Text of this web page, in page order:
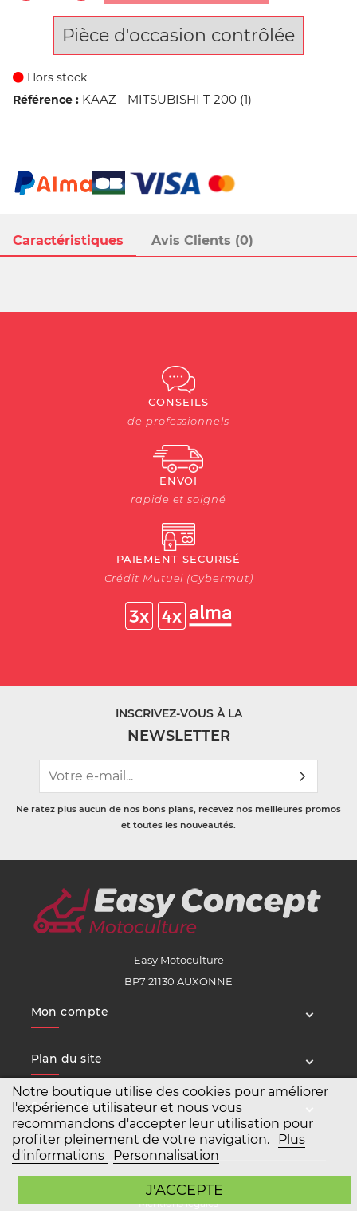
Notre boutique utilise des cookies pour améliorer
l'expérience utilisateur et nous vous
recommandons d'accepter leur utilisation pour
profiter pleinement de votre navigation.
Plus
d'informations
Personnalisation
J'ACCEPTE
Caractéristiques Avis Clients (0)
Pièce d'occasion contrôlée
Hors stock
Référence : KAAZ - MITSUBISHI T 200 (1)
CONSEILS
de professionnels
ENVOI
rapide et soigné
PAIEMENT SECURISÉ
Crédit Mutuel (Cybermut)
INSCRIVEZ-VOUS À LA
NEWSLETTER
Ne ratez plus aucun de nos bons plans, recevez nos meilleures promos
et toutes les nouveautés.
Easy Motoculture
BP7 21130 AUXONNE
Mon compte
Plan du site
Service client
Copyright Easy Motoculture 2026
Mentions légales